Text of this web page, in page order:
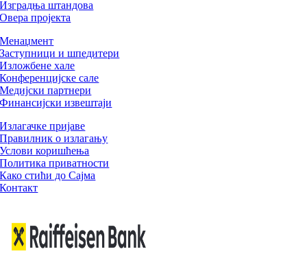
Изградња штандова
Овера пројекта
Менаџмент
Заступници и шпедитери
Изложбене хале
Конференцијске сале
Медијски партнери
Финансијски извештаји
Излагачке пријаве
Правилник о излагању
Услови коришћења
Политика приватности
Како стићи до Сајма
Контакт